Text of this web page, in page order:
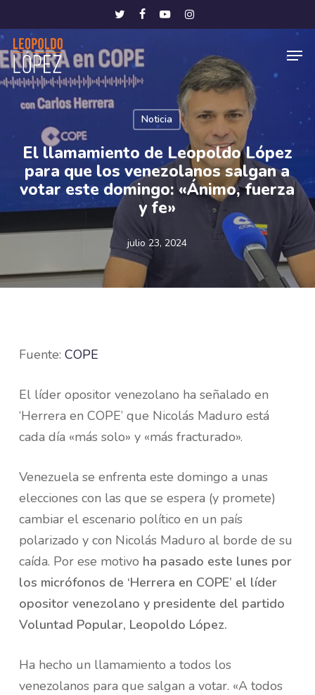
to
main
content
twitterfacebookyoutubeinstagram
Noticia
El llamamiento de Leopoldo López
para que los venezolanos salgan a
votar este domingo: «Ánimo, fuerza
y fe»
julio 23, 2024
Fuente: COPE
El líder opositor venezolano ha señalado en
‘Herrera en COPE’ que Nicolás Maduro está
cada día «más solo» y «más fracturado».
Venezuela se enfrenta este domingo a unas
elecciones con las que se espera (y promete)
cambiar el escenario político en un país
polarizado y con Nicolás Maduro al borde de su
caída. Por ese motivo ha pasado este lunes por
los micrófonos de ‘Herrera en COPE’ el líder
opositor venezolano y presidente del partido
Voluntad Popular, Leopoldo López.
Ha hecho un llamamiento a todos los
venezolanos para que salgan a votar. «A todos